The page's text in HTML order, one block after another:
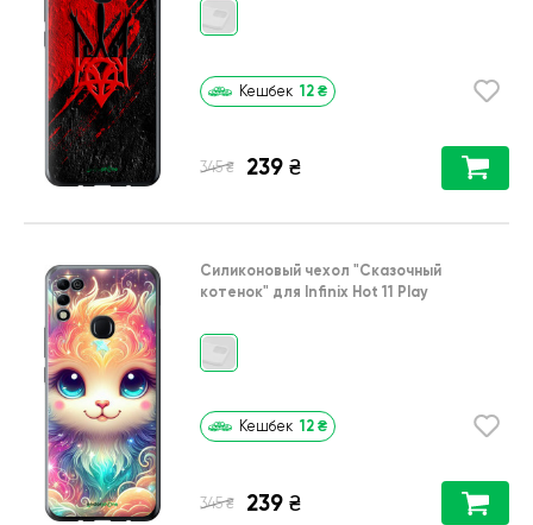
Кешбек 12 ₴
345 ₴ 239 ₴
Силиконовый чехол "Сказочный
котенок" для Infinix Hot 11 Play
Кешбек 12 ₴
345 ₴ 239 ₴